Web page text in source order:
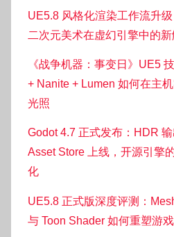
UE5.8 风格化渲染工作流升
二次元美术在虚幻引擎中的
《战争机器：事变日》UE5
+ Nanite + Lumen 如何在主
光照
Godot 4.7 正式发布：HDR
Asset Store 上线，开源引擎
化
UE5.8 正式版深度评测：
与 Toon Shader 如何重塑游